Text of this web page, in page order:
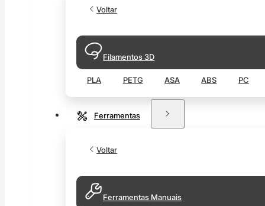
Voltar
Filamentos 3D
PLA PETG ASA ABS PC
Ferramentas
Voltar
Ferramentas Manuais